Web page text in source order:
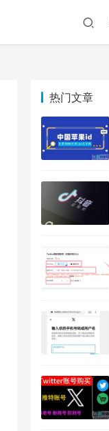
热门文章